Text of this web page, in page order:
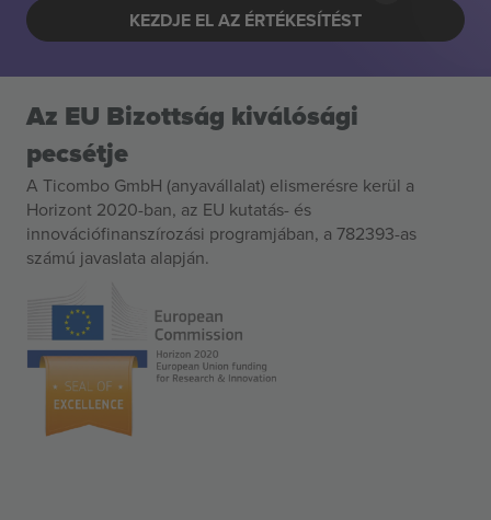
KEZDJE EL AZ ÉRTÉKESÍTÉST
Az EU Bizottság kiválósági
pecsétje
A Ticombo GmbH (anyavállalat) elismerésre kerül a
Horizont 2020-ban, az EU kutatás- és
innovációfinanszírozási programjában, a 782393-as
számú javaslata alapján.